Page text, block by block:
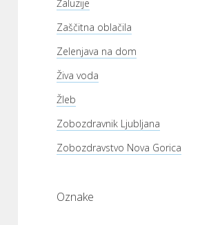
Žaluzije
Zaščitna oblačila
Zelenjava na dom
Živa voda
Žleb
Zobozdravnik Ljubljana
Zobozdravstvo Nova Gorica
Oznake